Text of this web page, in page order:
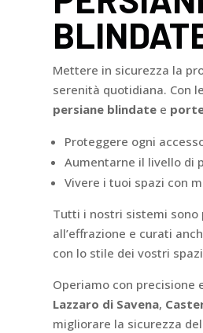
Mettere in sicurezza la
serenità quotidiana. Con
persiane blindate e
Proteggere ogni
Aumentarne il livello di
Vivere i tuoi spazi con
Tutti i nostri sistemi
all’effrazione e curati
con lo stile dei vostri
Operiamo con precisione
Lazzaro di Savena,
migliorare la sicurezza